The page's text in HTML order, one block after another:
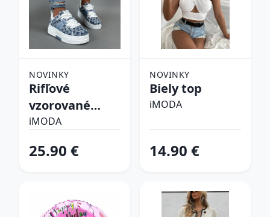
NOVINKY
Rifľové
vzorované
tenisky
iMODA
25.90 €
NOVINKY
Biely top
iMODA
14.90 €